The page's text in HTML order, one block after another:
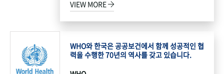
VIEW MORE
WHO와 한국은 공공보건에서 함께 성공적인 협
력을 수행한 70년의 역사를 갖고 있습니다.